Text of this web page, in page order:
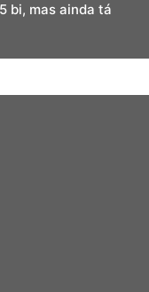
bi, mas ainda tá